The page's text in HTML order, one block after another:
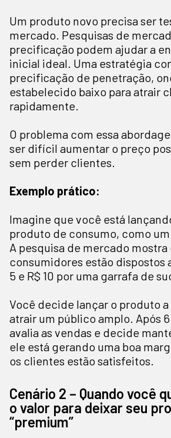
Um produto novo precisa ser
mercado. Pesquisas de
precificação podem ajudar a
inicial ideal. Uma estratégia
precificação de penetração,
estabelecido baixo para atrair
rapidamente.
O problema com essa
ser difícil aumentar o preço
sem perder clientes.
Exemplo prático:
Imagine que você está
produto de consumo, como
A pesquisa de mercado mostra
consumidores estão dispostos
5 e R$ 10 por uma garrafa de
Você decide lançar o produto a
atrair um público amplo. Após
avalia as vendas e decide
ele está gerando uma boa
os clientes estão satisfeitos.
Cenário 2 – Quando você
o valor para deixar seu
“premium”